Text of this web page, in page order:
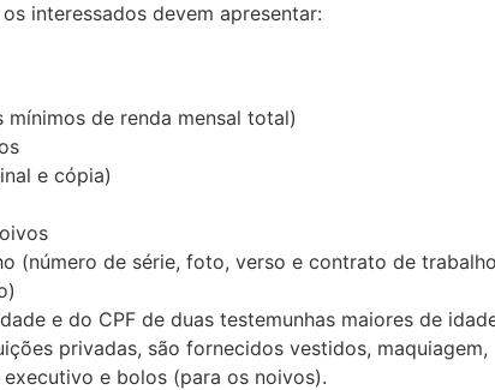
interessados devem apresentar:
mínimos de renda mensal total)
e cópia)
(número de série, foto, verso e contrato de
e do CPF de duas testemunhas maiores de
privadas, são fornecidos vestidos, maquiagem,
e bolos (para os noivos).